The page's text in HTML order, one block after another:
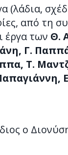
(λάδια,
από τη
έργα των Θ.
Γ.
Τ.
ο